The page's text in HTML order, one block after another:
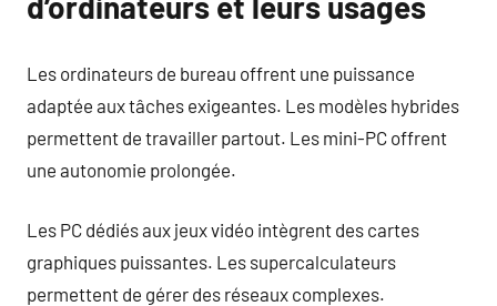
Les ordinateurs de bureau offrent une puissance
adaptée aux tâches exigeantes. Les modèles hybrides
permettent de travailler partout. Les mini-PC offrent
une autonomie prolongée.
Les PC dédiés aux jeux vidéo intègrent des cartes
graphiques puissantes. Les supercalculateurs
permettent de gérer des réseaux complexes.